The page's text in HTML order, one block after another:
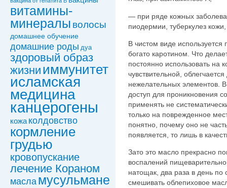
витамины-
минералы волосы
домашнее обучение
домашние роды дуа
здоровый образ
жизни иммунитет
исламская
медицина
канцерогены
кожа колдовствo
кормление
грудью
кровопускание
лечение Кораном
масла мусульмане
— при ряде кожных
пиодермии, туберкулез
В чистом виде
богато каротином. Что
постоянно использовать на
чувствительной,
нежелательных элементов.
доступ для проникновения
применять не
только на поврежденное
понятно, почему оно не
появляется, то лишь в
Зато это масло прекрасно
воспалений
натощак, два раза в день по
смешивать облепиховое